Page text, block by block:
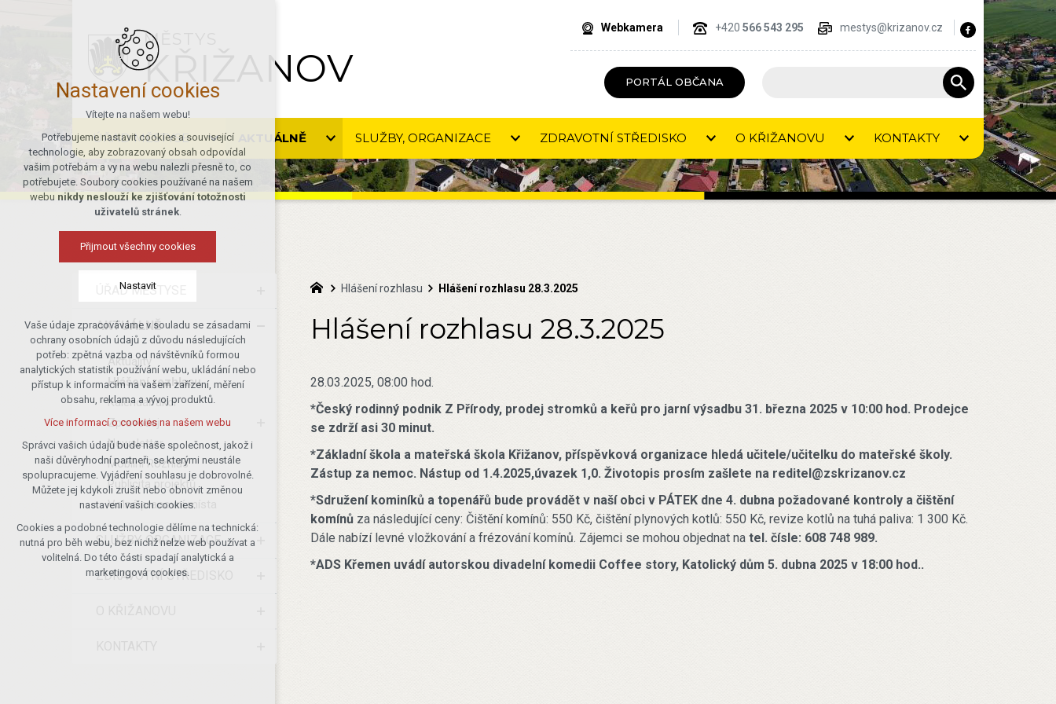
MĚSTYS
KŘIŽANOV
Webkamera +420 566 543 295 mestys@krizanov.cz
PORTÁL OBČANA
ÚŘAD MĚSTYSE AKTUÁLNĚ SLUŽBY, ORGANIZACE ZDRAVOTNÍ STŘEDISKO O KŘIŽANOVU KONTAKTY
ÚŘAD MĚSTYSE
AKTUÁLNĚ
Aktuality
Hlášení rozhlasu
Kalendář akcí
Zpravodaj
Newsletter
Mobilní Rozhlas
Publicita projektů
Volná pracovní místa
SLUŽBY, ORGANIZACE
ZDRAVOTNÍ STŘEDISKO
Hlášení rozhlasu Hlášení rozhlasu 28.3.2025
Hlášení rozhlasu 28.3.2025
28.03.2025, 08:00 hod.
*Český rodinný podnik Z Přírody, prodej stromků a keřů pro jarní výsadbu 31. března 2025 v 10:00 hod. Prodejce
se zdrží asi 30 minut.
*Základní škola a mateřská škola Křižanov, příspěvková organizace hledá učitele/učitelku do mateřské školy.
Zástup za nemoc. Nástup od 1.4.2025,úvazek 1,0. Životopis prosím zašlete na reditel@zskrizanov.cz
*Sdružení kominíků a topenářů bude provádět v naší obci v PÁTEK dne 4. dubna požadované kontroly a čištění
komínů za následující ceny: Čištění komínů: 550 Kč, čištění plynových kotlů: 550 Kč, revize kotlů na tuhá paliva: 1 300 Kč.
Dále nabízí levné vložkování a frézování komínů. Zájemci se mohou objednat natel. čísle: 608 748 989.
*ADS Křemen uvádí autorskou divadelní komedii Coffee story, Katolický dům 5. dubna 2025 v 18:00 hod..
Nastavení cookies
Vítejte na našem webu!
Potřebujeme nastavit cookies a související
technologie, aby zobrazovaný obsah odpovídal
vašim potřebám a vy na webu nalezli přesně to, co
potřebujete. Soubory cookies používané na našem
webu nikdy neslouží ke zjišťování totožnosti
uživatelů stránek.
Přijmout všechny cookies
Nastavit
Technická cookies
nutná pro provozování webu
udržení kontextu stránek (session):
případná přihlášení, volby jazyka, apod.
Volitelná cookies
analytická pro anonymizované
vyhodnocení návštěvnosti
marketingová cookies (Google)
Více informací o cookies na našem webu
Přijmout všechny cookies
Odmítnout vše
Vaše údaje zpracováváme v souladu se zásadami
ochrany osobních údajů z důvodu následujících
potřeb: zpětná vazba od návštěvníků formou
analytických statistik používání webu, ukládání nebo
přístup k informacím na vašem zařízení, měření
obsahu, reklama a vývoj produktů.
Více informací o cookies na našem webu
Správci vašich údajů bude naše společnost, jakož i
naši důvěryhodní partneři, se kterými neustále
spolupracujeme. Vyjádření souhlasu je dobrovolné.
Můžete jej kdykoli zrušit nebo obnovit změnou
nastavení vašich cookies.
Cookies a podobné technologie dělíme na technická:
nutná pro běh webu, bez nichž nelze web používat a
volitelná. Do této části spadají analytická a
marketingová cookies.